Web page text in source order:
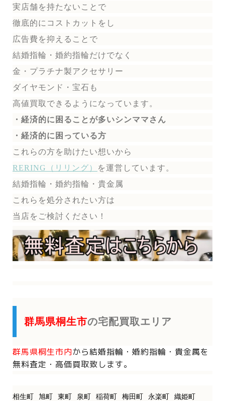
実店舗を持たないことで
徹底的にコストカットをし
広告費を抑えることで
結婚指輪・婚約指輪だけでなく
金・プラチナ製アクセサリー
ダイヤモンド・宝石も
高値買取できるようになっています。
・経済的に困ることが多いシンママさん
・経済的に困っている方
これらの方を助けたい想いから
RERING（リリング）
を運営しています。
結婚指輪・婚約指輪・貴金属
これらを処分されたい方は
当店をご検討ください！
群馬県桐生市の宅配買取エリア
群馬県桐生市内から結婚指輪・婚約指輪・貴金属を
無料査定・高価買取致します。
相生町 旭町 東町 泉町 稲荷町 梅田町 永楽町
織姫町